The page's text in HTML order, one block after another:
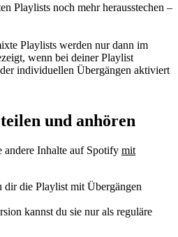
Playlists noch mehr herausstechen –
Playlists werden nur dann im
wenn bei deiner Playlist
individuellen Übergängen aktiviert
und anhören
Inhalte auf Spotify mit
dir die Playlist mit Übergängen
kannst du sie nur als reguläre